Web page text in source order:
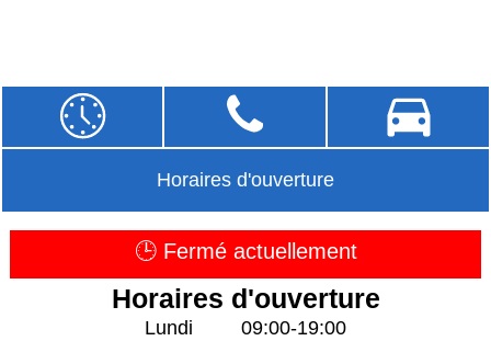
Horaires d'ouverture
🕒 Fermé actuellement
Horaires d'ouverture
Lundi
09:00-19:00